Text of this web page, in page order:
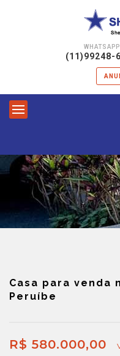
WHATSAPP
(11)99248-
Casa para venda
Peruíbe
R$ 580.000,00